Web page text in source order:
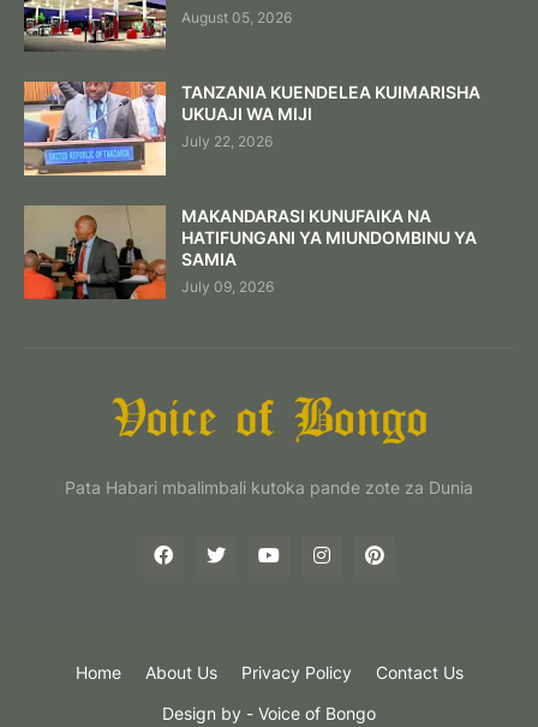
August 05, 2026
TANZANIA KUENDELEA KUIMARISHA
UKUAJI WA MIJI
July 22, 2026
MAKANDARASI KUNUFAIKA NA
HATIFUNGANI YA MIUNDOMBINU YA
SAMIA
July 09, 2026
Pata Habari mbalimbali kutoka pande zote za Dunia
Design by - Voice of Bongo
Home About Us Privacy Policy Contact Us